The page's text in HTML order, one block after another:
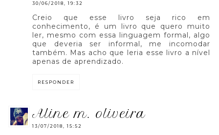
30/06/2018, 19:32
Creio que esse livro seja rico em
conhecimento, é um livro que quero muito
ler, mesmo com essa linguagem formal, algo
que deveria ser informal, me incomodar
também. Mas acho que leria esse livro a nível
apenas de aprendizado.
RESPONDER
aline m. oliveira
13/07/2018, 15:52